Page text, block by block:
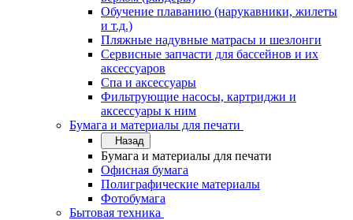
Обучение плаванию (нарукавники, жилеты
и т.д.)
Пляжные надувные матрасы и шезлонги
Сервисные запчасти для бассейнов и их
аксессуаров
Спа и аксессуары
Фильтрующие насосы, картриджи и
аксессуары к ним
Бумага и материалы для печати
Назад
Бумага и материалы для печати
Офисная бумага
Полиграфические материалы
Фотобумага
Бытовая техника